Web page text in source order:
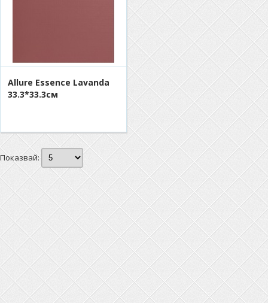
Allure Essence Lavanda
33.3*33.3см
Показвай: